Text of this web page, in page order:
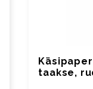
taakse,